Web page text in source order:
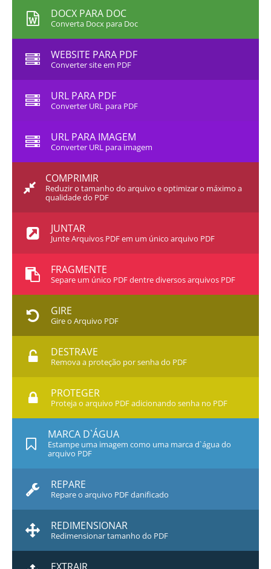
DOCX PARA DOC
Converta Docx para Doc
WEBSITE PARA PDF
Converter site em PDF
URL PARA PDF
Converter URL para PDF
URL PARA IMAGEM
Converter URL para imagem
COMPRIMIR
Reduzir o tamanho do arquivo e optimizar o máximo a
qualidade do PDF
JUNTAR
Junte Arquivos PDF em um único arquivo PDF
FRAGMENTE
Separe um único PDF dentre diversos arquivos PDF
GIRE
Gire o Arquivo PDF
DESTRAVE
Remova a proteção por senha do PDF
PROTEGER
Proteja o arquivo PDF adicionando senha no PDF
MARCA D`ÁGUA
Estampe uma imagem como uma marca d`água do
arquivo PDF
REPARE
Repare o arquivo PDF danificado
REDIMENSIONAR
Redimensionar tamanho do PDF